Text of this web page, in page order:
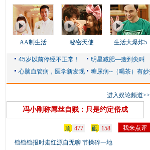
AA制生活 秘密天使 生活大爆炸5
进入娱论频道>>
冯小刚称屌丝自贱：只是约定俗成
顶 477 砸
158
铛铛铛报时走红源自无聊 节操碎一地